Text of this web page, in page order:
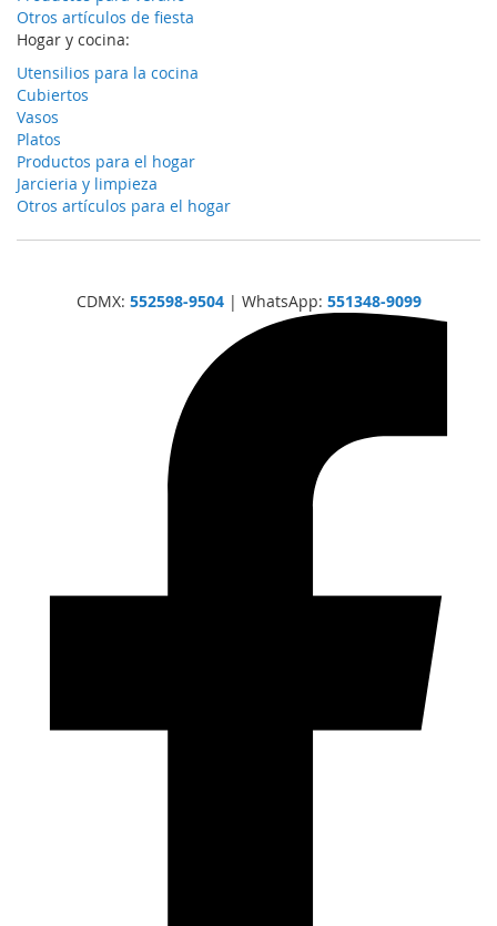
Otros artículos de fiesta
Hogar y cocina:
Utensilios para la cocina
Cubiertos
Vasos
Platos
Productos para el hogar
Jarcieria y limpieza
Otros artículos para el hogar
CDMX: 552598-9504| WhatsApp: 551348-9099